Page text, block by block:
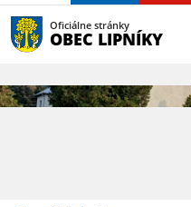
Oficiálne stránky
OBEC LIPNÍKY